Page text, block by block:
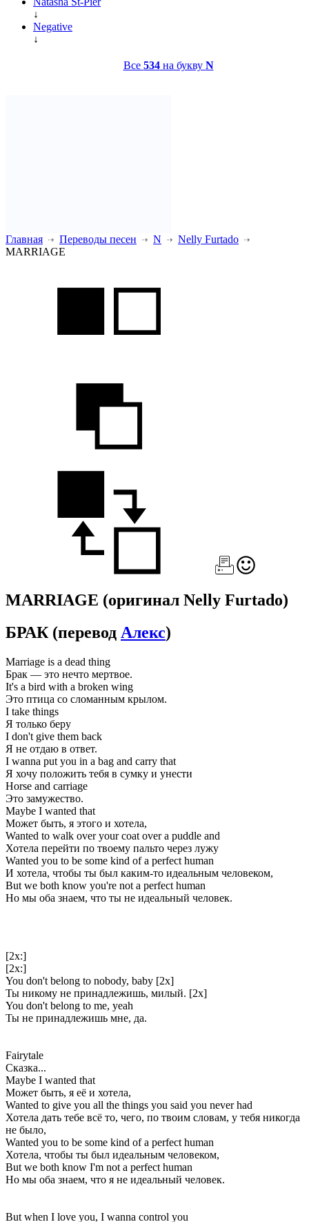
↓
Negative
↓
Все 534на букву N
Главная Переводы песен N
Nelly Furtado
MARRIAGE
MARRIAGE (оригинал Nelly Furtado)
БРАК (перевод Алекс)
Marriage is a dead thing
Брак — это нечто мертвое.
It's a bird with a broken wing
Это птица со сломанным крылом.
I take things
Я только беру
I don't give them back
Я не отдаю в ответ.
I wanna put you in a bag and carry that
Я хочу положить тебя в сумку и унести
Horse and carriage
Это замужество.
Maybe I wanted that
Может быть, я этого и хотела,
Wanted to walk over your coat over a puddle and
Хотела перейти по твоему пальто через лужу
Wanted you to be some kind of a perfect human
И хотела, чтобы ты был каким-то идеальным человеком,
But we both know you're not a perfect human
Но мы оба знаем, что ты не идеальный человек.
[2x:]
[2x:]
You don't belong to nobody, baby [2x]
Ты никому не принадлежишь, милый. [2x]
You don't belong to me, yeah
Ты не принадлежишь мне, да.
Fairytale
Сказка...
Maybe I wanted that
Может быть, я её и хотела,
Wanted to give you all the things you said you never had
Хотела дать тебе всё то, чего, по твоим словам, у тебя никогда
не было,
Wanted you to be some kind of a perfect human
Хотела, чтобы ты был идеальным человеком,
But we both know I'm not a perfect human
Но мы оба знаем, что я не идеальный человек.
But when I love you, I wanna control you